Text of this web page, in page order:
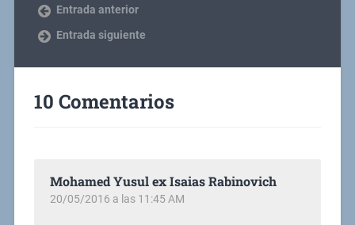
Entrada anterior
Entrada siguiente
10 Comentarios
Mohamed Yusul ex Isaias Rabinovich
20/05/2016 a las 11:45 AM